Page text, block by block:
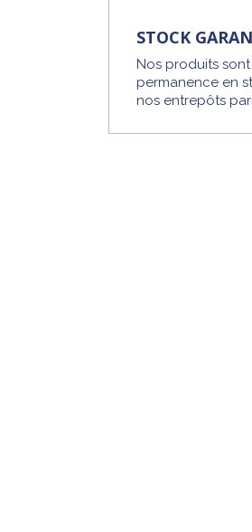
STOCK
Nos produits sont
permanence en
nos entrepôts